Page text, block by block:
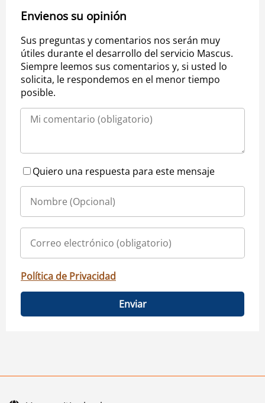
Envienos su opinión
Sus preguntas y comentarios nos serán muy
útiles durante el desarrollo del servicio Mascus.
Siempre leemos sus comentarios y, si usted lo
solicita, le respondemos en el menor tiempo
posible.
Quiero una respuesta para este mensaje
Política de Privacidad
Enviar